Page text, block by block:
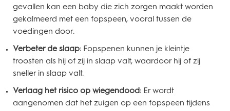
gevallen kan een baby die zich zorgen maakt worden
gekalmeerd met een fopspeen, vooral tussen de
voedingen door.
Verbeter de slaap: Fopspenen kunnen je kleintje
troosten als hij of zij in slaap valt, waardoor hij of zij
sneller in slaap valt.
Verlaag het risico op wiegendood: Er wordt
aangenomen dat het zuigen op een fopspeen tijdens